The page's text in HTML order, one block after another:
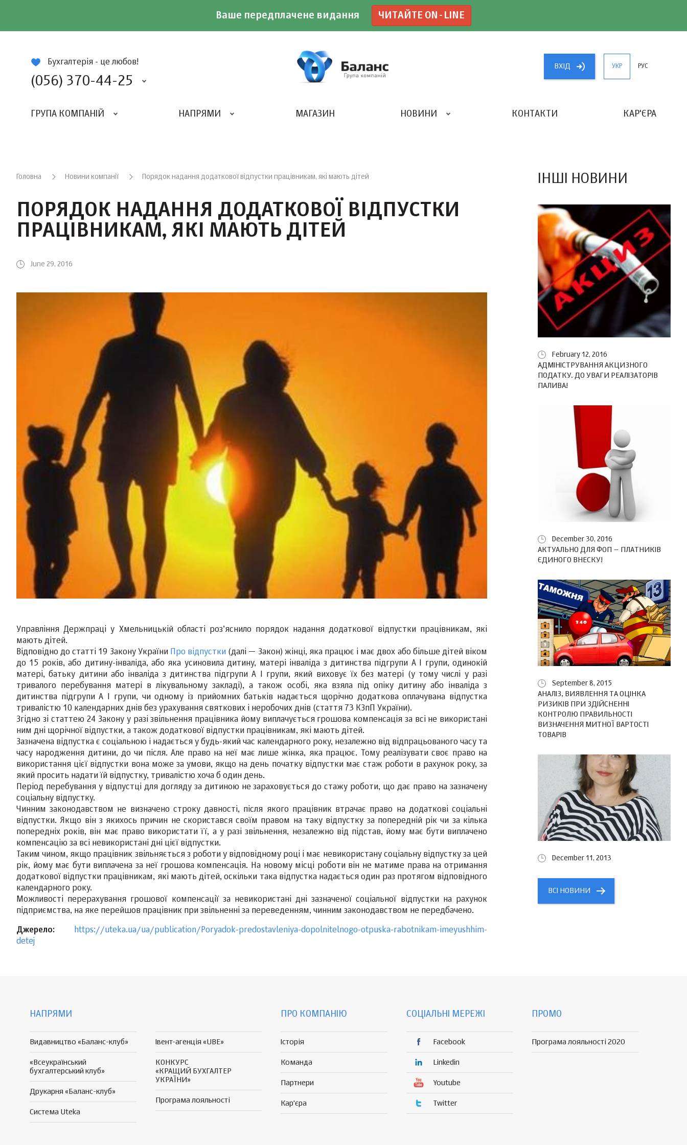
Ваше передплачене видання ЧИТАЙТЕ ON-LINE
Бухгалтерія - це любов!
(056) 370-44-25
ВХIД УКР РУС
ГРУПА КОМПАНІЙ НАПРЯМИ МАГАЗИН НОВИНИ КОНТАКТИ КАР'ЄРА
Головна Новини компанії Порядок надання додаткової відпустки працівникам, які мають дітей
ПОРЯДОК НАДАННЯ ДОДАТКОВОЇ ВІДПУСТКИ
ПРАЦІВНИКАМ, ЯКІ МАЮТЬ ДІТЕЙ
June 29, 2016
Управління Держпраці у Хмельницькій області роз’яснило порядок надання додаткової відпустки працівникам, які
мають дітей.
Відповідно до статті 19 Закону України
Про відпустки (далі — Закон) жінці, яка працює і має двох або більше дітей віком
до 15 років, або дитину-інваліда, або яка усиновила дитину, матері інваліда з дитинства підгрупи А I групи, одинокій
матері, батьку дитини або інваліда з дитинства підгрупи А I групи, який виховує їх без матері (у тому числі у разі
тривалого перебування матері в лікувальному закладі), а також особі, яка взяла під опіку дитину або інваліда з
дитинства підгрупи А I групи, чи одному із прийомних батьків надається щорічно додаткова оплачувана відпустка
тривалістю 10 календарних днів без урахування святкових і неробочих днів (стаття 73 КЗпП України).
Згідно зі статтею 24 Закону у разі звільнення працівника йому виплачується грошова компенсація за всі не використані
ним дні щорічної відпустки, а також додаткової відпустки працівникам, які мають дітей.
Зазначена відпустка є соціальною і надається у будь-який час календарного року, незалежно від відпрацьованого часу та
часу народження дитини, до чи після. Але право на неї має лише жінка, яка працює. Тому реалізувати своє право на
використання цієї відпустки вона може за умови, якщо на день початку відпустки має стаж роботи в рахунок року, за
який просить надати їй відпустку, тривалістю хоча б один день.
Період перебування у відпустці для догляду за дитиною не зараховується до стажу роботи, що дає право на зазначену
соціальну відпустку.
Чинним законодавством не визначено строку давності, після якого працівник втрачає право на додаткові соціальні
відпустки. Якщо він з якихось причин не скористався своїм правом на таку відпустку за попередній рік чи за кілька
попередніх років, він має право використати її, а у разі звільнення, незалежно від підстав, йому має бути виплачено
компенсацію за всі невикористані дні цієї відпустки.
Таким чином, якщо працівник звільняється з роботи у відповідному році і має невикористану соціальну відпустку за цей
рік, йому має бути виплачена за неї грошова компенсація. На новому місці роботи він не матиме права на отримання
додаткової відпустки працівникам, які мають дітей, оскільки така відпустка надається один раз протягом відповідного
календарного року.
Можливості перерахування грошової компенсації за невикористані дні зазначеної соціальної відпустки на рахунок
підприємства, на яке перейшов працівник при звільненні за переведенням, чинним законодавством не передбачено.
Джерело:
https://uteka.ua/ua/publication/Poryadok-predostavleniya-dopolnitelnogo-otpuska-rabotnikam-imeyushhim-
detej
ІНШІ НОВИНИ
February 12, 2016
АДМІНІСТРУВАННЯ АКЦИЗНОГО
ПОДАТКУ. ДО УВАГИ РЕАЛІЗАТОРІВ
ПАЛИВА!
December 30, 2016
АКТУАЛЬНО ДЛЯ ФОП – ПЛАТНИКІВ
ЄДИНОГО ВНЕСКУ!
September 8, 2015
АНАЛІЗ, ВИЯВЛЕННЯ ТА ОЦІНКА
РИЗИКІВ ПРИ ЗДІЙСНЕННІ
КОНТРОЛЮ ПРАВИЛЬНОСТІ
ВИЗНАЧЕННЯ МИТНОЇ ВАРТОСТІ
ТОВАРІВ
December 11, 2013
ВСІ НОВИНИ
НАПРЯМИ
Видавництво «Баланс-клуб»
«Всеукраїнський
бухгалтерський клуб»
Друкарня «Баланс-клуб»
Система Uteka
Івент-агенція «UBE»
КОНКУРС
«КРАЩИЙ БУХГАЛТЕР
УКРАЇНИ»
Програма лояльності
ПРО КОМПАНІЮ
Історія
Команда
Партнери
Кар'єра
СОЦІАЛЬНІ МЕРЕЖІ
Facebook
Linkedin
Youtube
Twitter
ПРОМО
Програма лояльності 2020